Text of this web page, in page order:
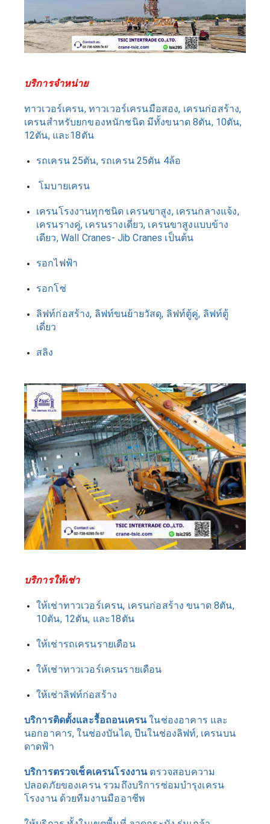
บริการจำหน่าย
ทาวเวอร์เครน, ทาวเวอร์เครนมือสอง, เครนก่อสร้าง,
เครนสำหรับยกของหนักชนิด มีทั้งขนาด 8ตัน, 10ตัน,
12ตัน, และ18ตัน
รถเครน 25ตัน, รถเครน 25ตัน 4ล้อ
โมบายเครน
เครนโรงงานทุกชนิด เครนขาสูง, เครนกลางแจ้ง,
เครนรางคู่, เครนรางเดี่ยว, เครนขาสูงแบบข้าง
เดียว, Wall Cranes- Jib Cranes เป็นต้น
รอกไฟฟ้า
รอกโซ่
ลิฟท์ก่อสร้าง, ลิฟท์ขนย้ายวัสดุ, ลิฟท์ตู้คู่, ลิฟท์ตู้
เดี่ยว
สลิง
บริการให้เช่า
ให้เช่าทาวเวอร์เครน, เครนก่อสร้าง ขนาด 8ตัน,
10ตัน, 12ตัน, และ18ตัน
ให้เช่ารถเครนรายเดือน
ให้เช่าทาวเวอร์เครนรายเดือน
ให้เช่าลิฟท์ก่อสร้าง
บริการติดตั้งและรื้อถอนเครน ในช่องอาคาร และ
นอกอาคาร, ในช่องบันได, ปีนในช่องลิฟท์, เครนบน
ดาดฟ้า
บริการตรวจเช็คเครนโรงงาน ตรวจสอบความ
ปลอดภัยของเครน รวมถึงบริการซ่อมบำรุงเครน
โรงงาน ด้วยทีมงานมืออาชีพ